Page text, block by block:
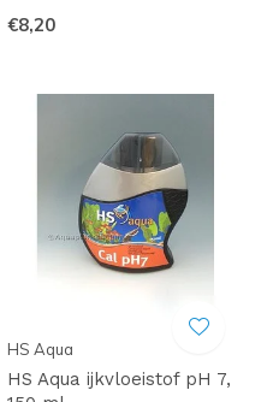
€8,20
HS Aqua
HS Aqua ijkvloeistof pH 7,